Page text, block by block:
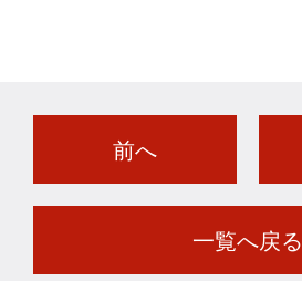
前へ
一覧へ戻る